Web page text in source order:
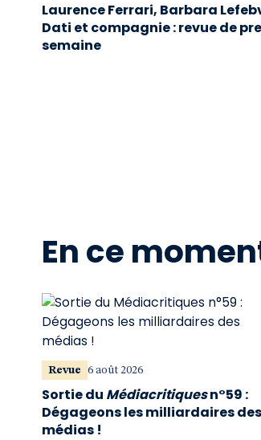
Laurence Ferrari, Barbara
Dati et compagnie : revue de
semaine
En ce
Revue 6 août 2026
Sortie du Médiacritiquesn°59 :
Dégageons les milliardaires des
médias !